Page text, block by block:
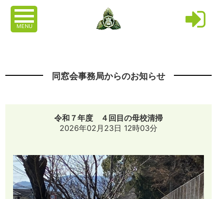
MENU
同窓会事務局からのお知らせ
令和７年度 ４回目の母校清掃
2026年02月23日 12時03分